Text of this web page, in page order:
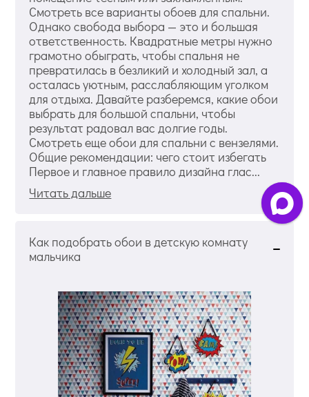
Смотреть все варианты обоев для спальни.
Однако свобода выбора — это и большая
ответственность. Квадратные метры нужно
грамотно обыграть, чтобы спальня не
превратилась в безликий и холодный зал, а
осталась уютным, расслабляющим уголком
для отдыха. Давайте разберемся, какие обои
выбрать для большой спальни, чтобы
результат радовал вас долгие годы.
Смотреть еще обои для спальни с вензелями.
Общие рекомендации: чего стоит избегать
Первое и главное правило дизайна глас...
Читать дальше
Как подобрать обои в детскую комнату
мальчика